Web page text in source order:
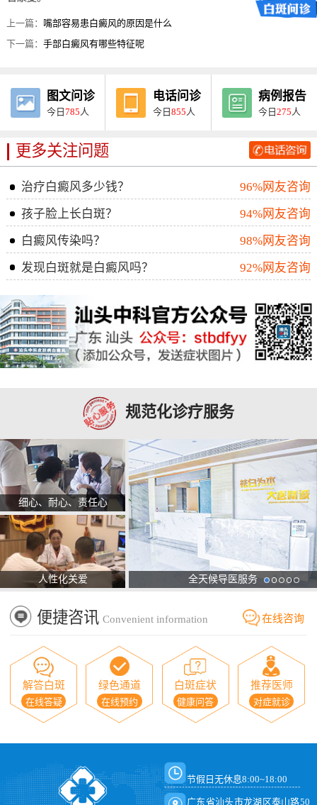
上一篇： 嘴部容易患白癜风的原因是什么
下一篇：手部白癜风有哪些特征呢
图文问诊
今日785 人
电话问诊
今日855 人
病例报告
今日275 人
更多关注问题
治疗白癜风多少钱？
96%网友咨询
孩子脸上长白斑？
94%网友咨询
白癜风传染吗？
98%网友咨询
发现白斑就是白癜风吗？
92%网友咨询
规范化诊疗服务
细心、耐心、责任心
人性化关爱 全天候导医服务
便捷咨讯 Convenient information 在线咨询
解答白斑
在线答疑
绿色通道
在线预约
白斑症状
健康问答
推荐医师
对症就诊
节假日无休息8:00~18:00
广东省汕头市龙湖区泰山路50